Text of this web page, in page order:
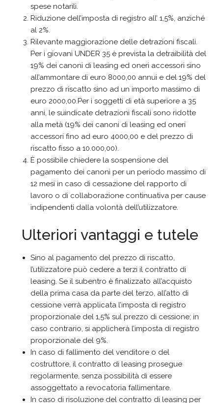
spese notarili.
Riduzione dell’imposta di registro all’ 1,5%, anziché
al 2%.
Rilevante maggiorazione delle detrazioni fiscali.
Per i giovani UNDER 35 è prevista la detraibilità del
19% dei canoni di leasing ed oneri accessori sino
all’ammontare di euro 8000,00 annui e del 19% del
prezzo di riscatto sino ad un importo massimo di
euro 2000,00.Per i soggetti di età superiore a 35
anni, le suindicate detrazioni fiscali sono ridotte
alla metà (19% dei canoni di leasing ed oneri
accessori fino ad euro 4000,00 e del prezzo di
riscatto fisso a 10.000,00).
È possibile chiedere la sospensione del
pagamento dei canoni per un periodo massimo di
12 mesi in caso di cessazione del rapporto di
lavoro o di collaborazione continuativa per cause
indipendenti dalla volontà dell’utilizzatore.
Ulteriori vantaggi e tutele
Sino al pagamento del prezzo di riscatto,
l’utilizzatore può cedere a terzi il contratto di
leasing. Se il subentro è finalizzato all’acquisto
della prima casa da parte del terzo, all’atto di
cessione verrà applicata l’imposta di registro
proporzionale del 1,5% sul prezzo di cessione; in
caso contrario, si applicherà l’imposta di registro
proporzionale del 9%.
In caso di fallimento del venditore o del
costruttore, il contratto di leasing prosegue
regolarmente, senza possibilità di essere
assoggettato a revocatoria fallimentare.
In caso di risoluzione del contratto di leasing per